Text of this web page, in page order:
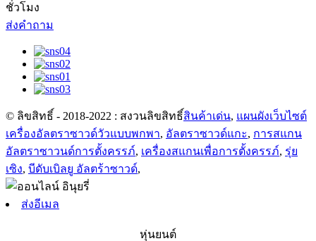
ชั่วโมง
ส่งคำถาม
© ลิขสิทธิ์ - 2018-2022 : สงวนลิขสิทธิ์สินค้าเด่น, แผนผังเว็บไซต์
เครื่องอัลตราซาวด์วัวแบบพกพา, อัลตราซาวด์แกะ, การสแกน
อัลตราซาวนด์การตั้งครรภ์, เครื่องสแกนเพื่อการตั้งครรภ์, รุ่ย
เซิง, บีดับเบิลยู อัลตร้าซาวด์,
ส่งอีเมล
หุ่นยนต์